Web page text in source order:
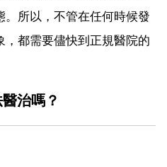
所以，不管在任何時候發
都需要儘快到正規醫院的
治嗎？